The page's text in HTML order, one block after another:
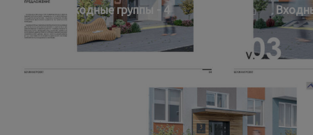
Входные группы - 4